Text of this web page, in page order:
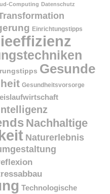
Computing Datenschutz
Einrichtungstipps
Gesunde
Gesundheitsvorsorge
Nachhaltige
Naturerlebnis
Technologische